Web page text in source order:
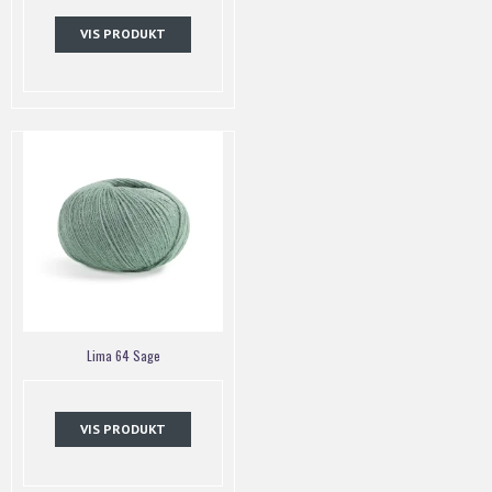
VIS PRODUKT
Lima 64 Sage
VIS PRODUKT